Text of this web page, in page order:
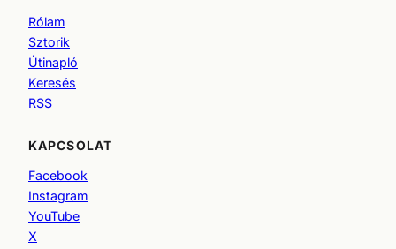
Rólam
Sztorik
Útinapló
Keresés
RSS
KAPCSOLAT
Facebook
Instagram
YouTube
X